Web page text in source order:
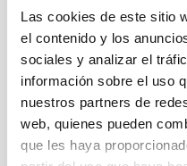
Las cookies de este sitio
el contenido y los
sociales y analizar el
información sobre el uso
nuestros partners de
web, quienes pueden
que les haya
Con profundo pesar he
Prof. Francisco Sanchez a
disfrutar y aprovecharme de
frutos de su impulso y
reconocida escuela de
primer nivel mundial en su
orgullo de la ciencia
Que Dios le acoja